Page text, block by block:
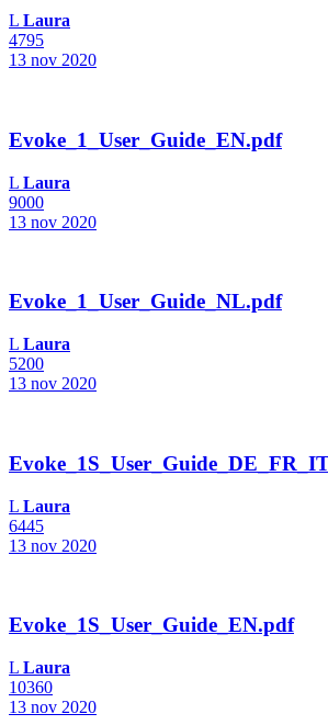
L Laura
4795
13 nov 2020
Evoke_1_User_Guide_EN.pdf
L Laura
9000
13 nov 2020
Evoke_1_User_Guide_NL.pdf
L Laura
5200
13 nov 2020
L Laura
6445
13 nov 2020
Evoke_1S_User_Guide_EN.pdf
L Laura
10360
13 nov 2020